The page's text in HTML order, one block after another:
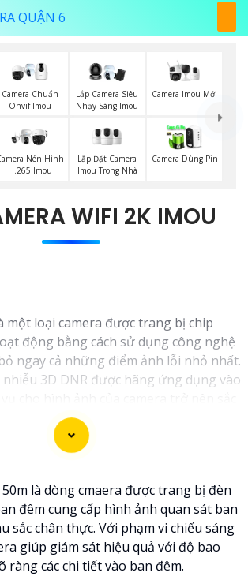
QUẬN 6
Camera Chuẩn
Onvif Imou
Lắp Camera Siêu
Nhạy Sáng Imou
Camera Imou Mới
Nén Hình
H.265 Imou
Lắp Đặt Camera
Imou Trong Nhà
Camera Dùng Pin
WIFI 2K IMOU
một loại camera được trang bị chip
động bằng cách sử dụng công nghệ
ngay cả những điểm ảnh lỗi nhỏ nhất.
3D DNR được hãng ứng dụng vào
bị ảnh hưởng bởi nhiễu hạt.
nhiễu 3D DNR camera sẽ giúp bạn
ảnh chất lượng cao, đặc biệt trong các
cho việc giám sát, quan sát trở nên dễ
là dòng cmaera được trang bị đèn
đêm cung cấp hình ảnh quan sát ban
sắc chân thực. Với phạm vi chiếu sáng
giúp giám sát hiệu quả với độ bao
ràng các chi tiết vào ban đêm.